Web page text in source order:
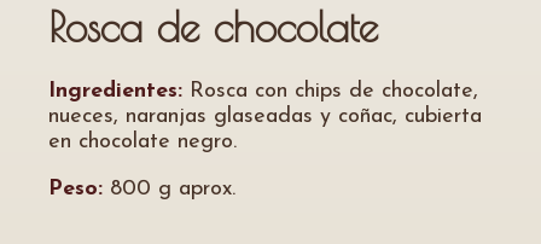
Rosca de chocolate
Ingredientes: Rosca con chips de chocolate,
nueces, naranjas glaseadas y coñac, cubierta
en chocolate negro.
Peso: 800 g aprox.